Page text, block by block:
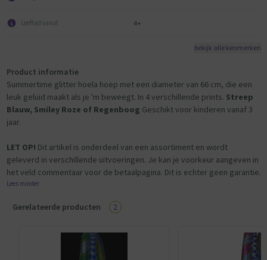
Leeftijd vanaf 4+
bekijk alle kenmerken
Product informatie
Summertime glitter hoela hoep met een diameter van 66 cm, die een
leuk geluid maakt als je 'm beweegt. In 4 verschillende prints. Streep
Blauw, Smiley Roze of Regenboog Geschikt voor kinderen vanaf 3
jaar.
LET OP! Dit artikel is onderdeel van een assortiment en wordt
geleverd in verschillende uitvoeringen. Je kan je voorkeur aangeven in
het veld commentaar voor de betaalpagina. Dit is echter geen garantie.
Lees minder
Gerelateerde producten 2